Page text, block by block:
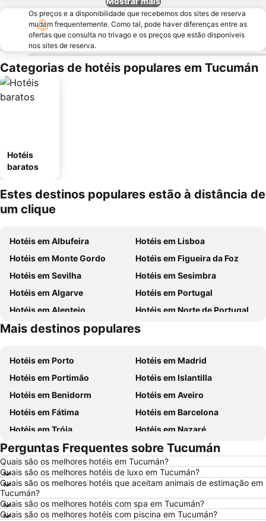
Os preços e a disponibilidade que recebemos dos sites de reserva
mudam frequentemente. Como tal, pode haver diferenças entre as
ofertas que consulta no trivago e os preços que estão disponíveis
nos sites de reserva.
Categorias de hotéis populares em Tucumán
Hotéis
baratos
Estes destinos populares estão à distância de
um clique
Hotéis em Albufeira
Hotéis em Lisboa
Hotéis em Monte Gordo
Hotéis em Figueira da Foz
Hotéis em Sevilha
Hotéis em Sesimbra
Hotéis em Algarve
Hotéis em Portugal
Hotéis em Alentejo
Hotéis em Norte de Portugal
Hotéis em Madeira
Hotéis em Espanha
Mais destinos populares
Hotéis em Porto
Hotéis em Madrid
Hotéis em Portimão
Hotéis em Islantilla
Hotéis em Benidorm
Hotéis em Aveiro
Hotéis em Fátima
Hotéis em Barcelona
Hotéis em Tróia
Hotéis em Nazaré
Hotéis em Évora
Hotéis em Peniche
Hotéis em Porto Santo
Hotéis em Isla Canela
Hotéis em Sangenjo
Hotéis em Vila Nova de Milfontes
Hotéis em Vilamoura
Hotéis em Vigo
Hotéis em Roma
Hotéis em Centro de Portugal
Perguntas Frequentes sobre Tucumán
Quais são os melhores hotéis em Tucumán?
Quais são os melhores hotéis de luxo em Tucumán?
Quais são os melhores hotéis que aceitam animais de estimação em
Tucumán?
Quais são os melhores hotéis com spa em Tucumán?
Quais são os melhores hotéis com piscina em Tucumán?